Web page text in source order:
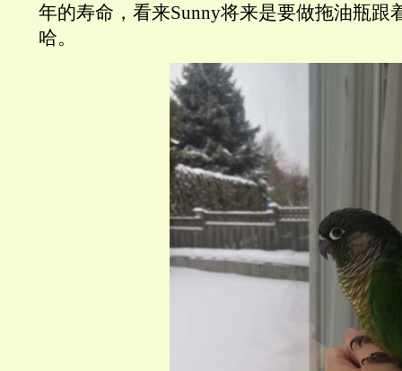
年的寿命，看来Sunny将来是要做拖油瓶跟
哈。